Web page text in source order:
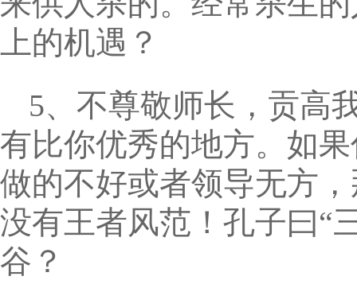
上的机遇？
5、不尊敬师长，贡高
有比你优秀的地方。如
做的不好或者领导无方
没有王者风范！孔子曰“
谷？